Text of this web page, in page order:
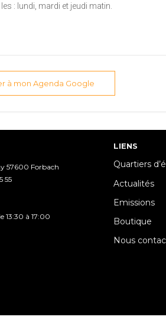
: lundi, mardi et jeudi matin.
à mon Agenda Google
57600 Forbach
55
13:30 à 17:00
LIENS
Quartiers
Actualités
Emissions
Boutique
Nous